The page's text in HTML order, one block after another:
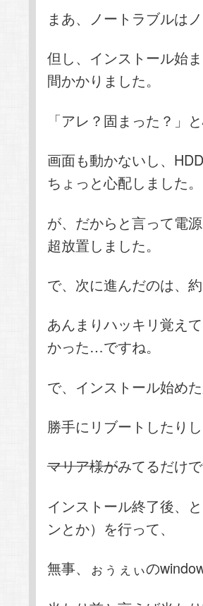
まあ、ノートラブルは
但し、インストール始
間かかりました。
「アレ？固まった？」
画面も動かないし、
ちょっと心配しました。
が、だからと言って電
超放置しました。
で、次に進んだのは、
あんまりハッキリ覚え
かった…ですね。
で、インストール始め
勝手にリブートしたり
マリア様がみてるだけ
インストール終了後、
ンとか）を行って、
無事、ぉぅぇぃの